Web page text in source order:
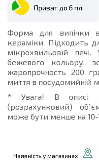
Приват до 6 пл.
Форма для випічки
кераміки. Підходить
мікрохвильовій
бежевого кольору,
жаропрочность 200
миття в посудомийній
* Увага! В описі
(розрахунковий)
може бути менше на 10-
Наявність у магазинах